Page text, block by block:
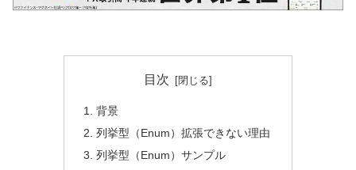
目次
背景
列挙型（Enum）拡張できない理由
列挙型（Enum）サンプル